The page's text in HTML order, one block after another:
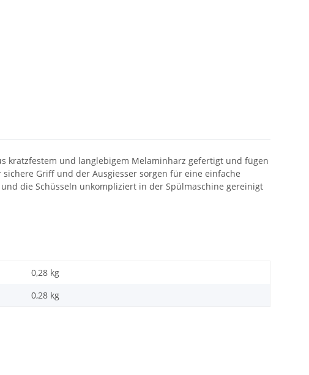
kratzfestem und langlebigem Melaminharz gefertigt und fügen
Griff und der Ausgiesser sorgen für eine einfache
die Schüsseln unkompliziert in der Spülmaschine gereinigt
0,28 kg
0,28 kg